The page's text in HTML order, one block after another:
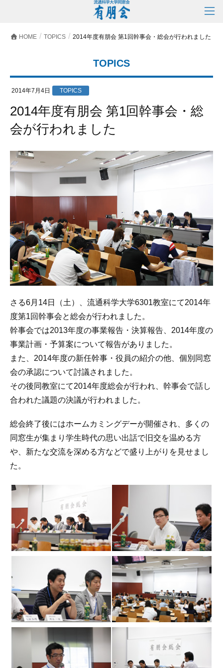
HOME TOPICS 2014年度有朋会 第1回幹事会・総会が行われました
TOPICS
2014年7月4日 TOPICS
2014年度有朋会 第1回幹事会・総
会が行われました
さる6月14日（土）、流通科学大学6301教室にて2014年
度第1回幹事会と総会が行われました。
幹事会では2013年度の事業報告・決算報告、2014年度の
事業計画・予算案について報告がありました。
また、2014年度の新任幹事・役員の紹介の他、個別同窓
会の承認について討議されました。
その後同教室にて2014年度総会が行われ、幹事会で話し
合われた議題の決議が行われました。
総会終了後にはホームカミングデーが開催され、多くの
同窓生が集まり学生時代の思い出話で旧交を温める方
や、新たな交流を深める方などで盛り上がりを見せまし
た。